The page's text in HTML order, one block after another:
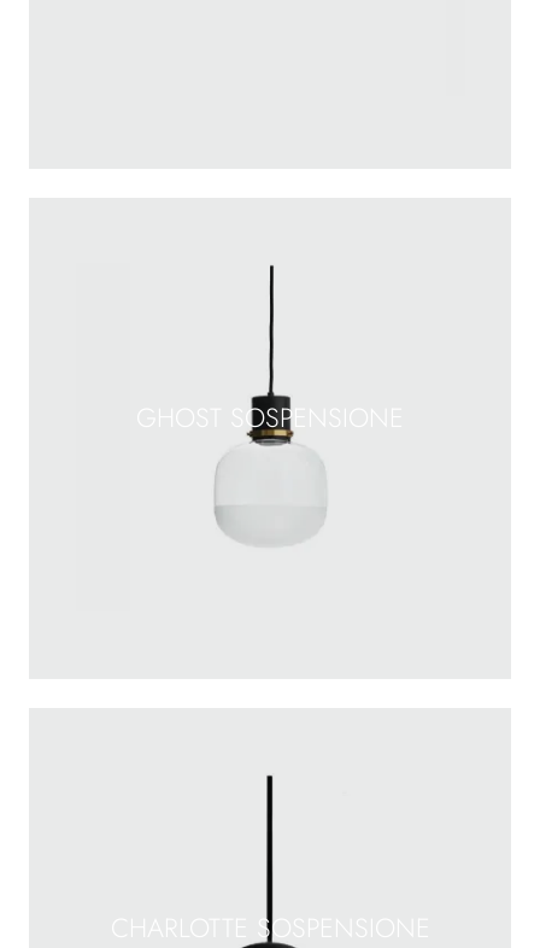
GHOST SOSPENSIONE
CHARLOTTE SOSPENSIONE